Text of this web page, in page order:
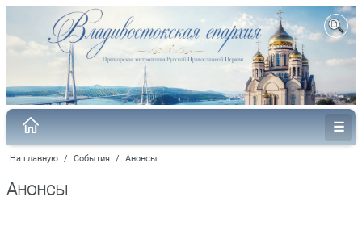
На главную / События / Анонсы
Анонсы